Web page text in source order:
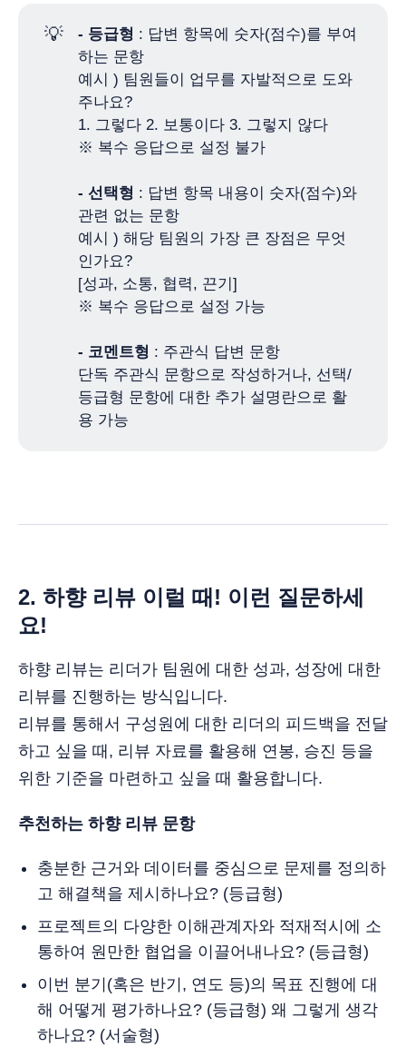
💡 - 등급형 : 답변 항목에 숫자(점수)를 부여
하는 문항
예시 ) 팀원들이 업무를 자발적으로 도와
주나요?
1. 그렇다 2. 보통이다 3. 그렇지 않다
※ 복수 응답으로 설정 불가
- 선택형 : 답변 항목 내용이 숫자(점수)와
관련 없는 문항
예시 ) 해당 팀원의 가장 큰 장점은 무엇
인가요?
[성과, 소통, 협력, 끈기]
※ 복수 응답으로 설정 가능
- 코멘트형 : 주관식 답변 문항
단독 주관식 문항으로 작성하거나, 선택/
등급형 문항에 대한 추가 설명란으로 활
용 가능
2. 하향 리뷰 이럴 때! 이런 질문하세
요!
하향 리뷰는 리더가 팀원에 대한 성과, 성장에 대한
리뷰를 진행하는 방식입니다.
리뷰를 통해서 구성원에 대한 리더의 피드백을 전달
하고 싶을 때, 리뷰 자료를 활용해 연봉, 승진 등을
위한 기준을 마련하고 싶을 때 활용합니다.
추천하는 하향 리뷰 문항
충분한 근거와 데이터를 중심으로 문제를 정의하
고 해결책을 제시하나요? (등급형)
프로젝트의 다양한 이해관계자와 적재적시에 소
통하여 원만한 협업을 이끌어내나요? (등급형)
이번 분기(혹은 반기, 연도 등)의 목표 진행에 대
해 어떻게 평가하나요? (등급형) 왜 그렇게 생각
하나요? (서술형)